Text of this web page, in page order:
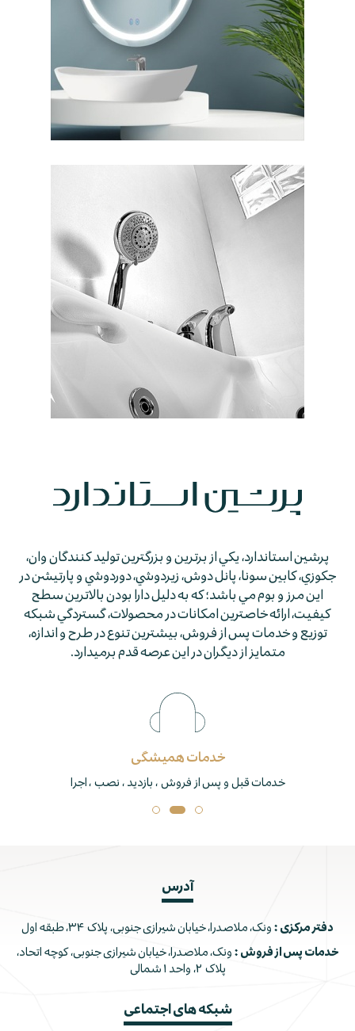
پرشين استاندارد، يكي از برترين و بزرگترين توليد كنندگان وان،
جكوزي، كابين سونا، پانل دوش، زيردوشي، دوردوشي و پارتيشن در
اين مرز و بوم مي باشد؛ كه به دليل دارا بودن بالاترين سطح
كيفيت، ارائه خاصترين امكانات در محصولات، گستردگي شبكه
توزيع و خدمات پس از فروش، بيشترين تنوع در طرح و اندازه،
متمايز از ديگران در اين عرصه قدم برمي­دارد.
خدمات همیشگی
خدمات قبل و پس از فروش ، بازدید ، نصب ، اجرا
آدرس
دفتر مرکزی : ونک، ملاصدرا، خیابان شیرازی جنوبی، پلاک ۳۴، طبقه اول
خدمات پس از فروش : ونک، ملاصدرا، خیابان شیرازی جنوبی، کوچه اتحاد،
پلاک ۲، واحد ۱ شمالی
شبکه های اجتماعی